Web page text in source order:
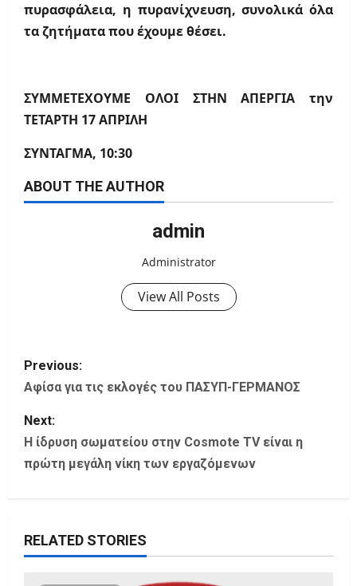
πυρασφάλεια, η πυρανίχνευση, συνολικά όλα
τα ζητήματα που έχουμε θέσει.
ΣΥΜΜΕΤΕΧΟΥΜΕ ΟΛΟΙ ΣΤΗΝ ΑΠΕΡΓΙΑ την
ΤΕΤΑΡΤΗ 17 ΑΠΡΙΛΗ
ΣΥΝΤΑΓΜΑ, 10:30
ABOUT THE AUTHOR
admin
Administrator
View All Posts
P
o
s
t
v
Previous:
Αφίσα για τις εκλογές του ΠΑΣΥΠ-ΓΕΡΜΑΝΟΣ
Next:
Η ίδρυση σωματείου στην Cosmote TV είναι η
πρώτη μεγάλη νίκη των εργαζόμενων
RELATED STORIES